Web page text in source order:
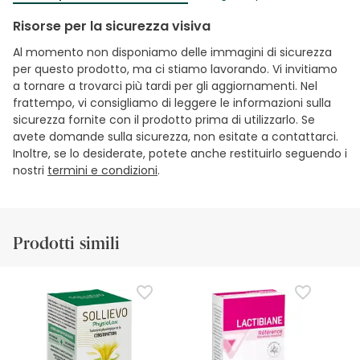
Risorse per la sicurezza visiva
Al momento non disponiamo delle immagini di sicurezza
per questo prodotto, ma ci stiamo lavorando. Vi invitiamo
a tornare a trovarci più tardi per gli aggiornamenti. Nel
frattempo, vi consigliamo di leggere le informazioni sulla
sicurezza fornite con il prodotto prima di utilizzarlo. Se
avete domande sulla sicurezza, non esitate a contattarci.
Inoltre, se lo desiderate, potete anche restituirlo seguendo i
nostri termini e condizioni.
Prodotti simili